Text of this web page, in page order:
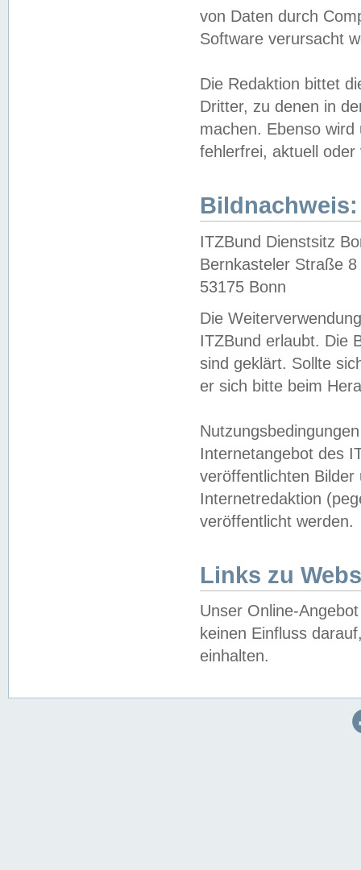
von Daten durch
Software verursacht
Die Redaktion bittet
Dritter, zu denen in
machen. Ebenso
fehlerfrei, aktuell oder
Bildnachweis:
ITZBund Dienstsitz
Bernkasteler Straße 8
53175 Bonn
Die
ITZBund erlaubt. Die
sind geklärt. Sollte
er sich bitte beim
Internetangebot des
veröffentlichten
Internetredaktion
veröffentlicht werden.
Links zu
Unser Online-
keinen Einfluss
einhalten.